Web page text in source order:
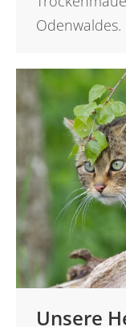
Odenwaldes.
Unsere